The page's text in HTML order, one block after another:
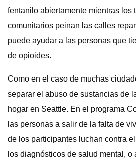
fentanilo abiertamente mientras los
comunitarios peinan las calles
puede ayudar a las personas que
de opioides.
Como en el caso de muchas
separar el abuso de sustancias de
hogar en Seattle. En el programa
las personas a salir de la falta de
de los participantes luchan contra
los diagnósticos de salud mental,